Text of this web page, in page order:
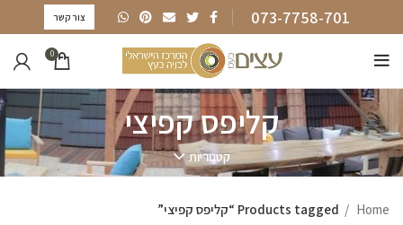
073-7758-701 צור קשר
0
קליפס קפיצי
קטגוריות
Home
Products tagged “קליפס קפיצי”